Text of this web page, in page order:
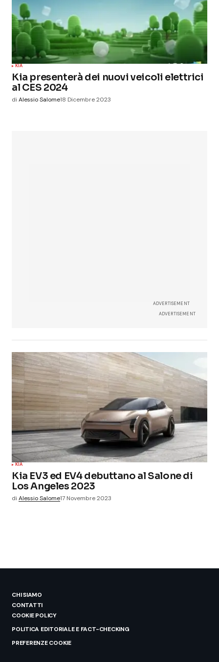
KIA
Kia presenterà dei nuovi veicoli elettrici
al CES 2024
di Alessio Salome18 Dicembre 2023
ADVERTISEMENT
ADVERTISEMENT
KIA
Kia EV3 ed EV4 debuttano al Salone di
Los Angeles 2023
di Alessio Salome17 Novembre 2023
CHI SIAMO
CONTATTI
COOKIE POLICY
POLITICA EDITORIALE E FACT-CHECKING
PREFERENZE COOKIE